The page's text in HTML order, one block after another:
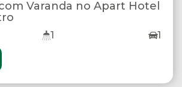
Varanda no Apart Hotel
1 1